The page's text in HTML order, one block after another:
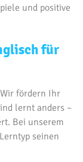
und positive
für
Wir fördern Ihr
lernt anders –
Bei unserem
seinen